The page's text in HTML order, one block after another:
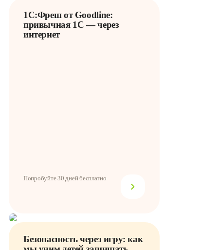
1С:Фреш от Goodline:
привычная 1С — через
интернет
Попробуйте 30 дней бесплатно
Безопасность через игру: как